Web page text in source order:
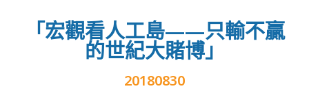
「宏觀看人工島——只輸不贏
的世紀大賭博」
20180830